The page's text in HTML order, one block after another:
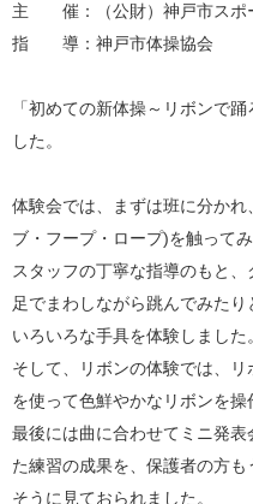
主 催：（公財）神戸市スポ
指 導：神戸市体操協会
「初めての新体操～リボンで
した。
体験会では、まずは班に分か
ブ・フープ・ロープ)を触ってみ
スタッフの丁寧な指導のもと
足でまわしながら跳んでみたり
いろいろな手具を体験しました。
そして、リボンの体験では、
を使って色鮮やかなリボンを操
最後には曲に合わせてミニ発
た練習の成果を、保護者の方も
そうに見ておられました。